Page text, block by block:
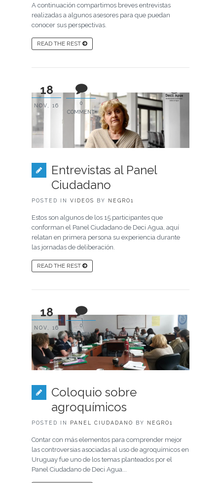
A continuación compartimos breves entrevistas
realizadas a algunos asesores para que puedan
conocer sus perspectivas.
READ THE REST
Entrevistas al Panel
Ciudadano
POSTED IN VIDEOS BY NEGRO1
Estos son algunos de los 15 participantes que
conforman el Panel Ciudadano de Deci Agua, aquí
relatan en primera persona su experiencia durante
las jornadas de deliberación.
READ THE REST
18
NOV, 16
0
COMMENT
Coloquio sobre
agroquímicos
POSTED IN PANEL CIUDADANO BY NEGRO1
Contar con más elementos para comprender mejor
las controversias asociadas al uso de agroquímicos en
Uruguay fue uno de los temas planteados por el
Panel Ciudadano de Deci Agua...
18
NOV, 16
0
COMMENT